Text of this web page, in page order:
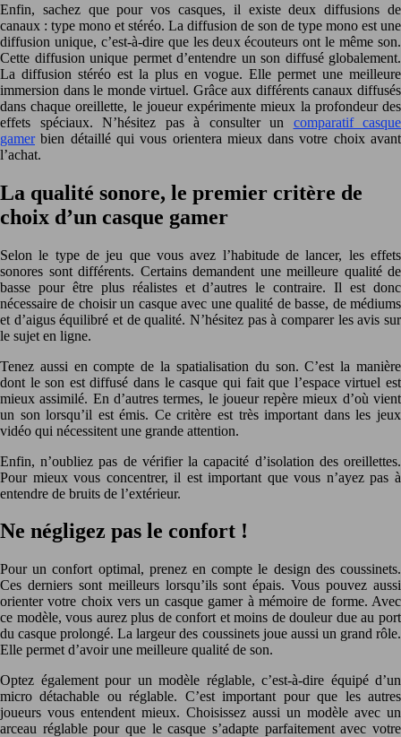
Enfin, sachez que pour vos casques, il existe deux diffusions de
canaux : type mono et stéréo. La diffusion de son de type mono est une
diffusion unique, c’est-à-dire que les deux écouteurs ont le même son.
Cette diffusion unique permet d’entendre un son diffusé globalement.
La diffusion stéréo est la plus en vogue. Elle permet une meilleure
immersion dans le monde virtuel. Grâce aux différents canaux diffusés
dans chaque oreillette, le joueur expérimente mieux la profondeur des
effets spéciaux. N’hésitez pas à consulter un comparatif casque
gamerbien détaillé qui vous orientera mieux dans votre choix avant
l’achat.
La qualité sonore, le premier critère de
choix d’un casque gamer
Selon le type de jeu que vous avez l’habitude de lancer, les effets
sonores sont différents. Certains demandent une meilleure qualité de
basse pour être plus réalistes et d’autres le contraire. Il est donc
nécessaire de choisir un casque avec une qualité de basse, de médiums
et d’aigus équilibré et de qualité. N’hésitez pas à comparer les avis sur
le sujet en ligne.
Tenez aussi en compte de la spatialisation du son. C’est la manière
dont le son est diffusé dans le casque qui fait que l’espace virtuel est
mieux assimilé. En d’autres termes, le joueur repère mieux d’où vient
un son lorsqu’il est émis. Ce critère est très important dans les jeux
vidéo qui nécessitent une grande attention.
Enfin, n’oubliez pas de vérifier la capacité d’isolation des oreillettes.
Pour mieux vous concentrer, il est important que vous n’ayez pas à
entendre de bruits de l’extérieur.
Ne négligez pas le confort !
Pour un confort optimal, prenez en compte le design des coussinets.
Ces derniers sont meilleurs lorsqu’ils sont épais. Vous pouvez aussi
orienter votre choix vers un casque gamer à mémoire de forme. Avec
ce modèle, vous aurez plus de confort et moins de douleur due au port
du casque prolongé. La largeur des coussinets joue aussi un grand rôle.
Elle permet d’avoir une meilleure qualité de son.
Optez également pour un modèle réglable, c’est-à-dire équipé d’un
micro détachable ou réglable. C’est important pour que les autres
joueurs vous entendent mieux. Choisissez aussi un modèle avec un
arceau réglable pour que le casque s’adapte parfaitement avec votre